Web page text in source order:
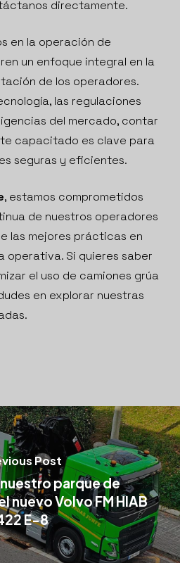
directamente.
en la operación de
un enfoque integral en la
de los operadores.
las regulaciones
del mercado, contar
capacitado es clave para
seguras y eficientes.
, estamos comprometidos
de nuestros operadores
las mejores prácticas en
operativa. Si quieres saber
el uso de camiones grúa
en explorar nuestras
Post
parque de
nuevo Volvo FM HIAB
E-8